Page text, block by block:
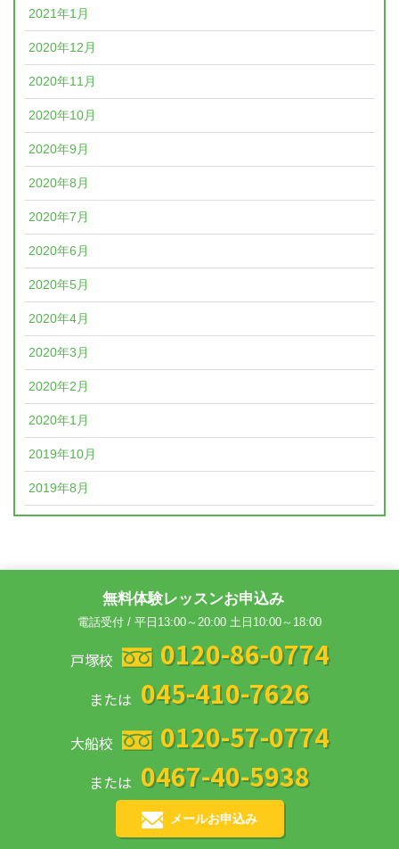
2021年1月
2020年12月
2020年11月
2020年10月
2020年9月
2020年8月
2020年7月
2020年6月
2020年5月
2020年4月
2020年3月
2020年2月
2020年1月
2019年10月
2019年8月
無料体験レッスンお申込み
電話受付 / 平日13:00～20:00 土日10:00～18:00
戸塚校 0120-86-0774
または 045-410-7626
大船校 0120-57-0774
または 0467-40-5938
メールお申込み